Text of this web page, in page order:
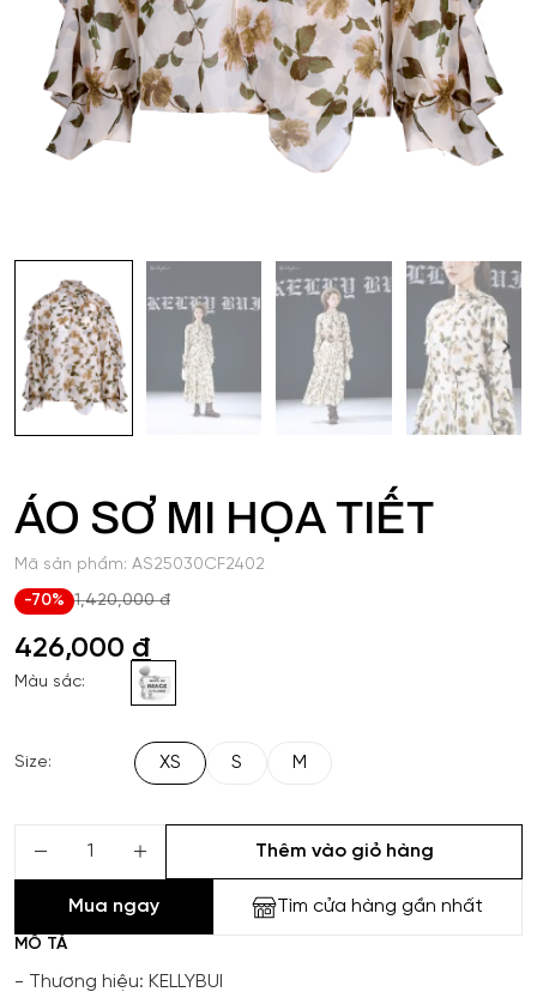
ÁO SƠ MI HỌA TIẾT
Mã sản phẩm: AS25030CF2402
-70% 1,420,000 đ
426,000 đ
Màu sắc:
Size: XS S M
Thêm vào giỏ hàng
Mua ngay Tìm cửa hàng gần nhất
MÔ TẢ
- Thương hiệu: KELLYBUI